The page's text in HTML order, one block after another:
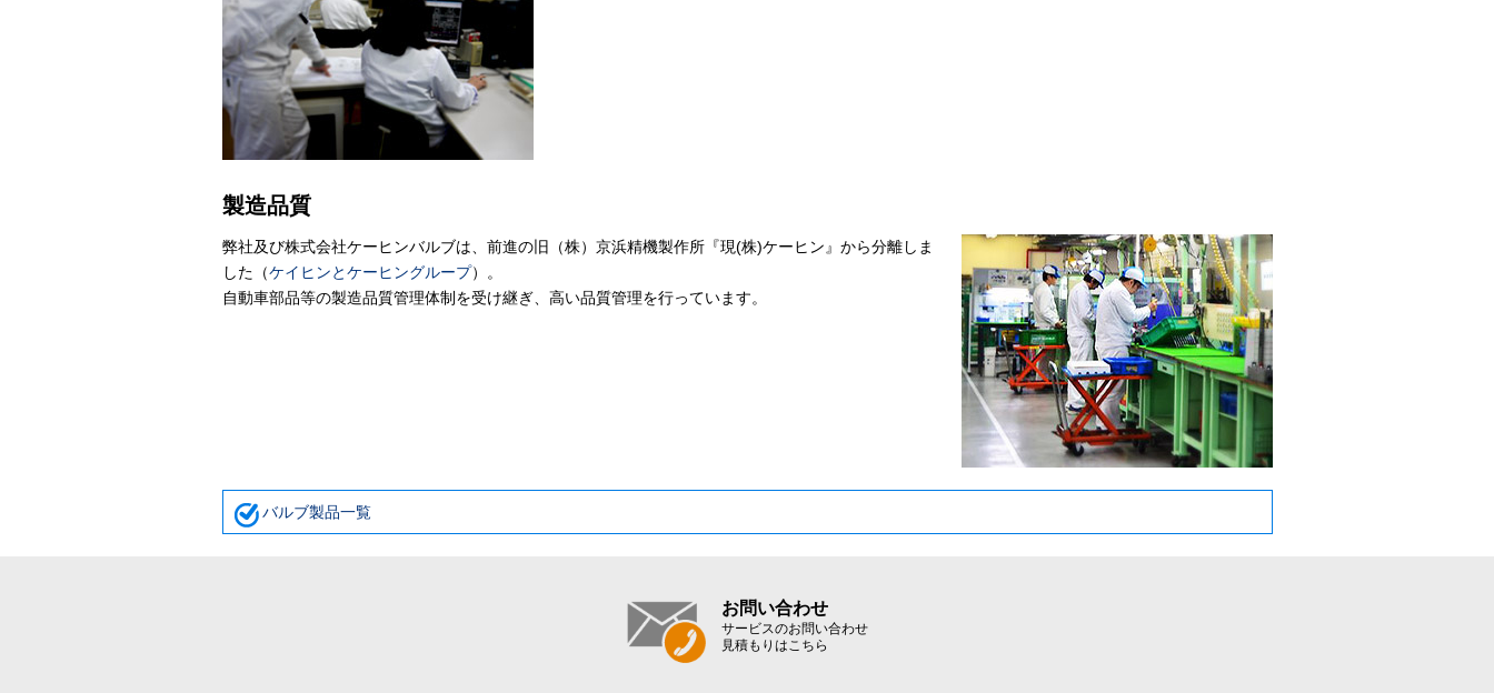
製造品質
弊社及び株式会社ケーヒンバルブは、前進の旧（株）京浜精機製作所『現(株)ケーヒン』から分離しま
した（ケイヒンとケーヒングループ）。
自動車部品等の製造品質管理体制を受け継ぎ、高い品質管理を行っています。
バルブ製品一覧
お問い合わせ
サービスのお問い合わせ
見積もりはこちら